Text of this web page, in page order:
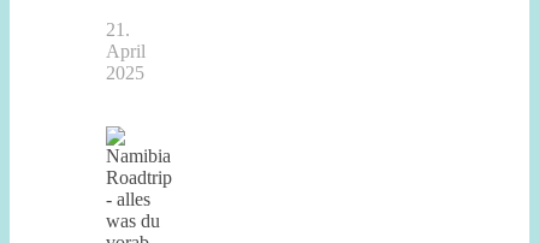
21.
April
2025